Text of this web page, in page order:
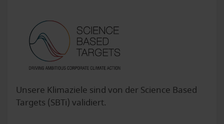
Unsere Klimaziele sind von der Science Based
Targets (SBTi) validiert.